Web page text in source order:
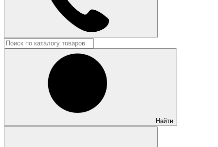
Найти